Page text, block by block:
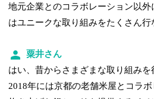
地元企業とのコラボレーション以
はユニークな取り組みをたくさん行
粟井さん
はい、昔からさまざまな取り組みを
2018年には京都の老舗米屋とコラ